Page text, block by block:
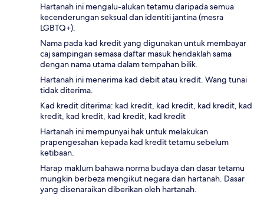
Hartanah ini mengalu-alukan tetamu daripada semua
kecenderungan seksual dan identiti jantina (mesra
LGBTQ+).
Nama pada kad kredit yang digunakan untuk membayar
caj sampingan semasa daftar masuk hendaklah sama
dengan nama utama dalam tempahan bilik.
Hartanah ini menerima kad debit atau kredit. Wang tunai
tidak diterima.
Kad kredit diterima: kad kredit, kad kredit, kad kredit, kad
kredit, kad kredit, kad kredit, kad kredit
Hartanah ini mempunyai hak untuk melakukan
prapengesahan kepada kad kredit tetamu sebelum
ketibaan.
Harap maklum bahawa norma budaya dan dasar tetamu
mungkin berbeza mengikut negara dan hartanah. Dasar
yang disenaraikan diberikan oleh hartanah.